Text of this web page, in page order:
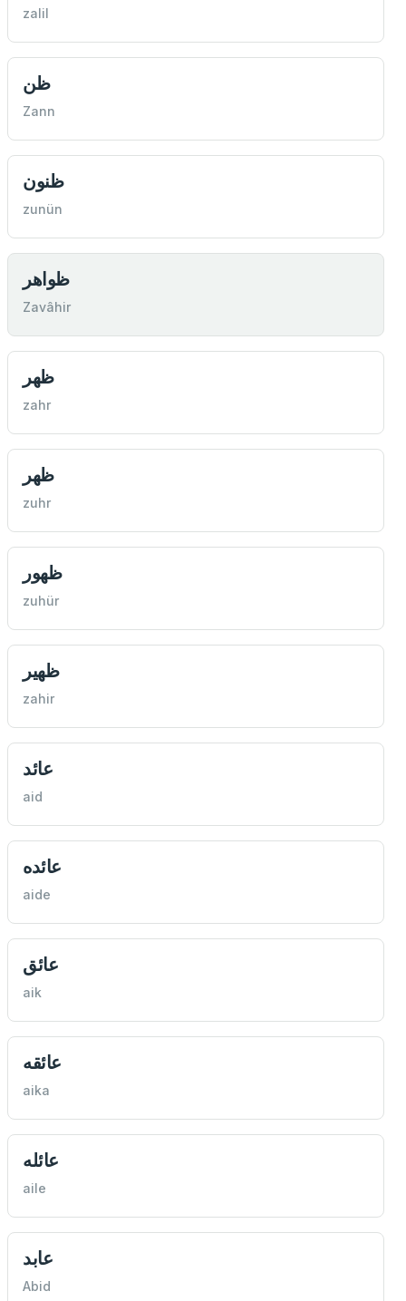
zalil
ظن
Zann
ظنون
zunün
ظواهر
Zavâhir
ظهر
zahr
ظهر
zuhr
ظهور
zuhür
ظهير
zahir
عائد
aid
عائده
aide
عائق
aik
عائقه
aika
عائله
aile
عابد
Abid